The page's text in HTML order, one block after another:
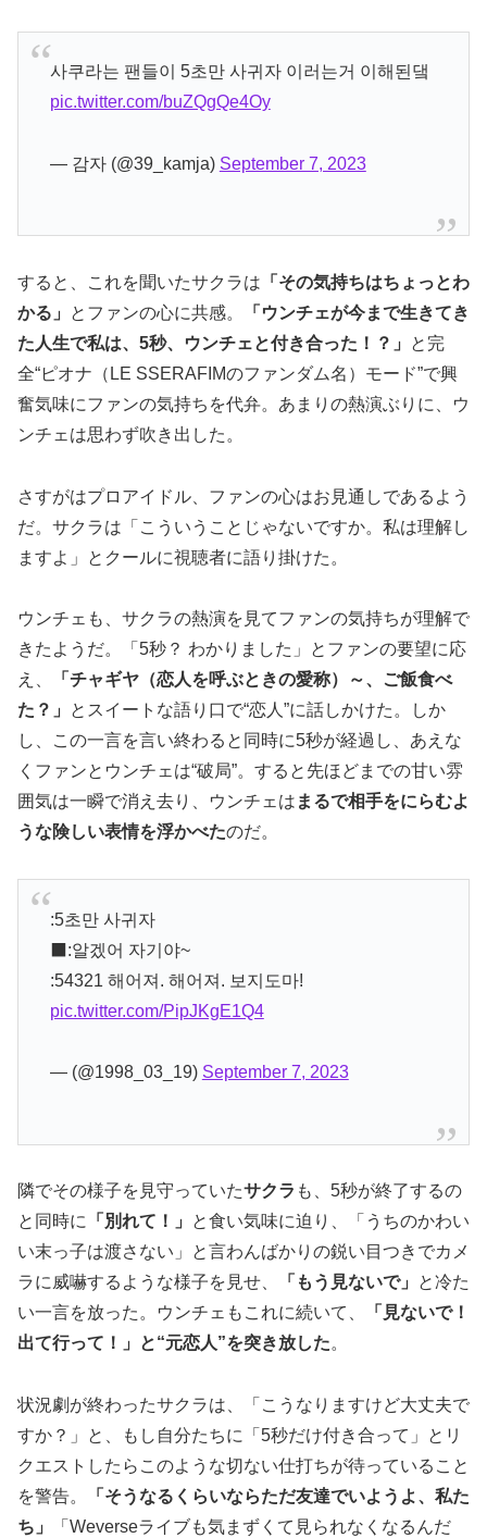
사쿠라는 팬들이 5초만 사귀자 이러는거 이해된댘
pic.twitter.com/buZQgQe4Oy
— 감자 (@39_kamja) September 7, 2023
すると、これを聞いたサクラは 「その気持ちはちょっとわ
かる」
とファンの心に共感。
「ウンチェが今まで生きてき
た人生で私は、5秒、ウンチェと付き合った！？」
と完
全“ピオナ（LE SSERAFIMのファンダム名）モード”で興
奮気味にファンの気持ちを代弁。あまりの熱演ぶりに、ウ
ンチェは思わず吹き出した。
さすがはプロアイドル、ファンの心はお見通しであるよう
だ。サクラは「こういうことじゃないですか。私は理解し
ますよ」とクールに視聴者に語り掛けた。
ウンチェも、サクラの熱演を見てファンの気持ちが理解で
きたようだ。「5秒？ わかりました」とファンの要望に応
え、
「チャギヤ（恋人を呼ぶときの愛称）～、ご飯食べ
た？」
とスイートな語り口で“恋人”に話しかけた。しか
し、この一言を言い終わると同時に5秒が経過し、あえな
くファンとウンチェは“破局”。すると先ほどまでの甘い雰
囲気は一瞬で消え去り、ウンチェは まるで相手をにらむよ
うな険しい表情を浮かべたのだ。
:5초만 사귀자
‍⬛:알겠어 자기야~
:54321 해어져. 해어져. 보지도마!
pic.twitter.com/PipJKgE1Q4
— (@1998_03_19) September 7, 2023
隣でその様子を見守っていたサクラ も、5秒が終了するの
と同時に
「別れて！」
と食い気味に迫り、「うちのかわい
い末っ子は渡さない」と言わんばかりの鋭い目つきでカメ
ラに威嚇するような様子を見せ、
「もう見ないで」
と冷た
い一言を放った。ウンチェもこれに続いて、
「見ないで！
出て行って！」と“元恋人”を突き放した。
状況劇が終わったサクラは、「こうなりますけど大丈夫で
すか？」と、もし自分たちに「5秒だけ付き合って」とリ
クエストしたらこのような切ない仕打ちが待っていること
を警告。
「そうなるくらいならただ友達でいようよ、私た
ち」
「Weverseライブも気まずくて見られなくなるんだ